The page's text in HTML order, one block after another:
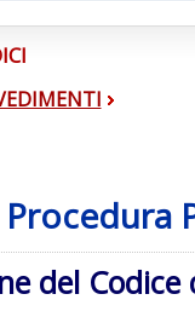
del Codice